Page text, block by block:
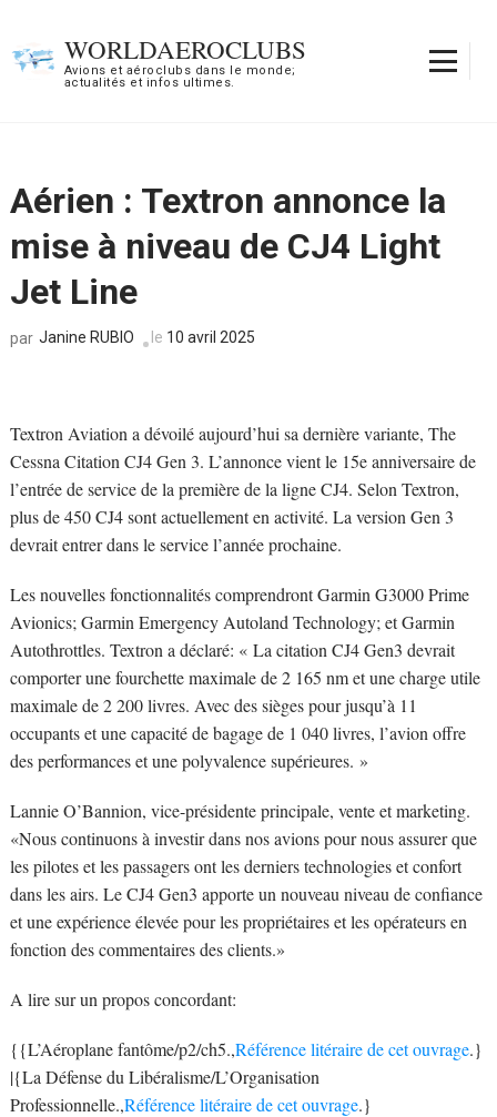
contenu
WORLDAEROCLUBS
Avions et aéroclubs dans le monde;
actualités et infos ultimes.
Aérien : Textron annonce la
mise à niveau de CJ4 Light
Jet Line
par Janine RUBIO le 10 avril 2025
Textron Aviation a dévoilé aujourd’hui sa dernière variante, The
Cessna Citation CJ4 Gen 3. L’annonce vient le 15e anniversaire de
l’entrée de service de la première de la ligne CJ4. Selon Textron,
plus de 450 CJ4 sont actuellement en activité. La version Gen 3
devrait entrer dans le service l’année prochaine.
Les nouvelles fonctionnalités comprendront Garmin G3000 Prime
Avionics; Garmin Emergency Autoland Technology; et Garmin
Autothrottles. Textron a déclaré: « La citation CJ4 Gen3 devrait
comporter une fourchette maximale de 2 165 nm et une charge utile
maximale de 2 200 livres. Avec des sièges pour jusqu’à 11
occupants et une capacité de bagage de 1 040 livres, l’avion offre
des performances et une polyvalence supérieures. »
Lannie O’Bannion, vice-présidente principale, vente et marketing.
«Nous continuons à investir dans nos avions pour nous assurer que
les pilotes et les passagers ont les derniers technologies et confort
dans les airs. Le CJ4 Gen3 apporte un nouveau niveau de confiance
et une expérience élevée pour les propriétaires et les opérateurs en
fonction des commentaires des clients.»
A lire sur un propos concordant:
{{L’Aéroplane fantôme/p2/ch5.,Référence litéraire de cet ouvrage.}
|{La Défense du Libéralisme/L’Organisation
Professionnelle.,Référence litéraire de cet ouvrage.}